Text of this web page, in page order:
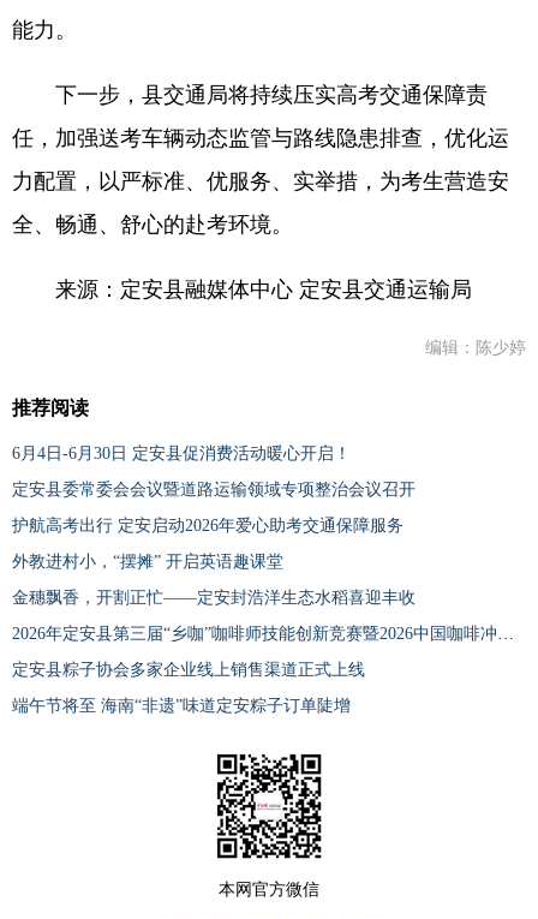
能力。
下一步，县交通局将持续压实高考交通保障责
任，加强送考车辆动态监管与路线隐患排查，优化运
力配置，以严标准、优服务、实举措，为考生营造安
全、畅通、舒心的赴考环境。
来源：定安县融媒体中心 定安县交通运输局
编辑：陈少婷
推荐阅读
6月4日-6月30日 定安县促消费活动暖心开启！
定安县委常委会会议暨道路运输领域专项整治会议召开
护航高考出行 定安启动2026年爱心助考交通保障服务
外教进村小，“摆摊” 开启英语趣课堂
金穗飘香，开割正忙——定安封浩洋生态水稻喜迎丰收
定安县粽子协会多家企业线上销售渠道正式上线
端午节将至 海南“非遗”味道定安粽子订单陡增
本网官方微信